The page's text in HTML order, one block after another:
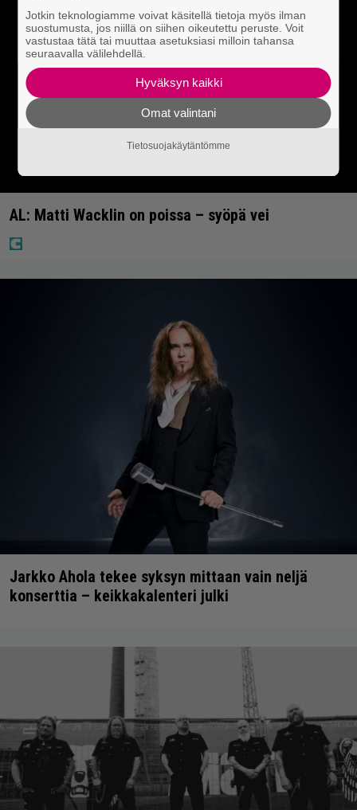
AL: Matti Wacklin on poissa – syöpä vei
Jarkko Ahola tekee syksyn mittaan vain neljä
konserttia – keikkakalenteri julki
Jotkin teknologiamme voivat käsitellä tietoja myös ilman
suostumusta, jos niillä on siihen oikeutettu peruste. Voit
vastustaa tätä tai muuttaa asetuksiasi milloin tahansa
seuraavalla välilehdellä.
Hyväksyn kaikki
Omat valintani
Tietosuojakäytäntömme